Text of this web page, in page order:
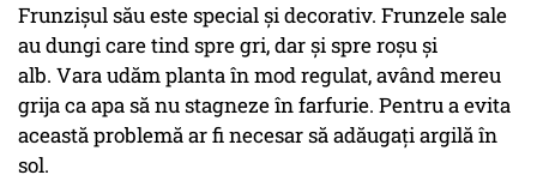
Frunzișul său este special și decorativ. Frunzele sale
au dungi care tind spre gri, dar și spre roșu și
alb. Vara udăm planta în mod regulat, având mereu
grija ca apa să nu stagneze în farfurie. Pentru a evita
această problemă ar fi necesar să adăugați argilă în
sol.